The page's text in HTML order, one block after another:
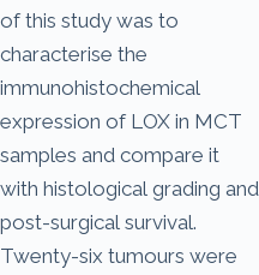
of this study was to
characterise the
immunohistochemical
expression of LOX in MCT
samples and compare it
with histological grading and
post-surgical survival.
Twenty-six tumours were